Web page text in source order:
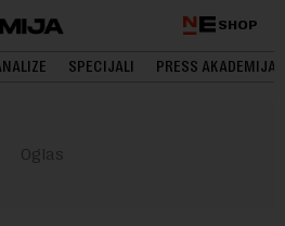
SHOP
SPECIJALI PRESS AKADEMIJA